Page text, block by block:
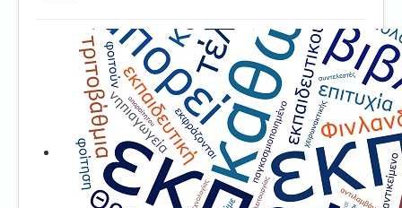
Αρχική
Τμήμα Α'
Τμήμα Β'
Τμήμα Γ'
Τμήμα Δ'